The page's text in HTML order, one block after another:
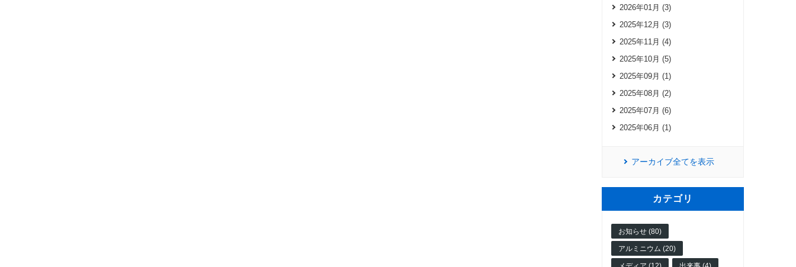
2026年01月 (3)
2025年12月 (3)
2025年11月 (4)
2025年10月 (5)
2025年09月 (1)
2025年08月 (2)
2025年07月 (6)
2025年06月 (1)
アーカイブ全てを表示
カテゴリ
お知らせ (80)
アルミニウム (20)